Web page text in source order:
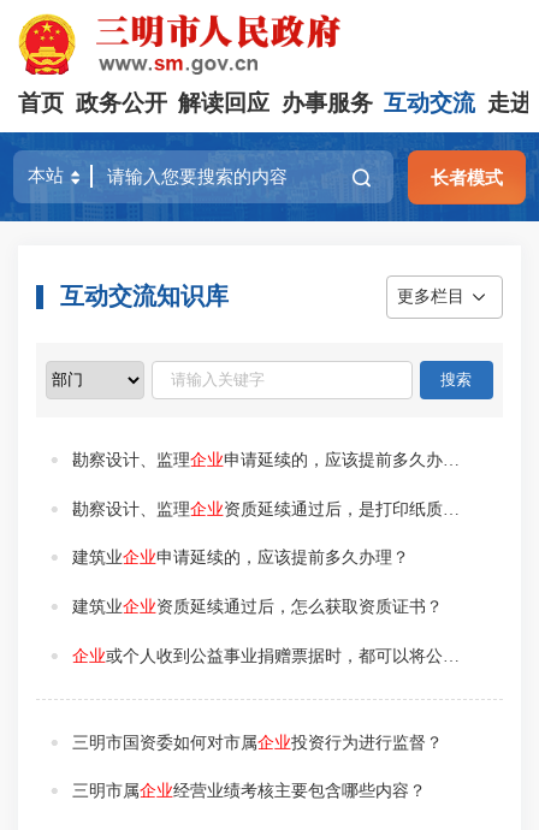
首页 政务公开 解读回应 办事服务 互动交流 走进
长者模式
互动交流知识库 更多栏目
勘察设计、监理企业申请延续的，应该提前多久办理？
勘察设计、监理企业资质延续通过后，是打印纸质证书还是电子证书？
建筑业企业申请延续的，应该提前多久办理？
建筑业企业资质延续通过后，怎么获取资质证书？
企业或个人收到公益事业捐赠票据时，都可以将公益性捐赠支出进行税前扣除吗？
三明市国资委如何对市属企业投资行为进行监督？
三明市属企业经营业绩考核主要包含哪些内容？